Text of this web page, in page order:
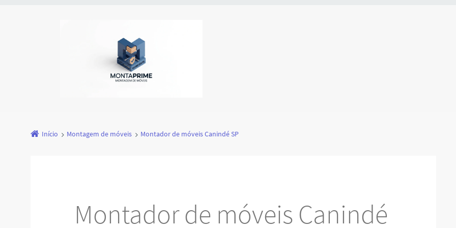
Início Montagem de móveis Montador de móveis Canindé SP
Montador de móveis Canindé